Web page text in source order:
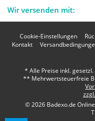
Wir versenden mit:
Cookie-Einstellungen
Kontakt
* Alle Preise inkl.
** Mehrwertsteuerfreie
© 2026 Badexo.de